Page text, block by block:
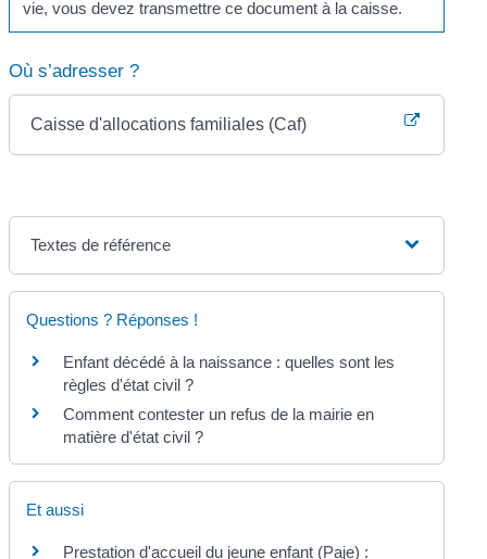
vie, vous devez transmettre ce document à la caisse.
Où s’adresser ?
Caisse d'allocations familiales (Caf)
Textes de référence
Questions ? Réponses !
Enfant décédé à la naissance : quelles sont les
règles d'état civil ?
Comment contester un refus de la mairie en
matière d'état civil ?
Et aussi
Prestation d'accueil du jeune enfant (Paje) :